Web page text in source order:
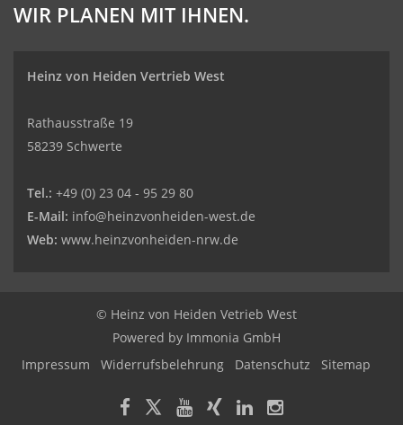
WIR PLANEN MIT IHNEN.
Heinz von Heiden Vertrieb West
Rathausstraße 19
58239 Schwerte
Tel.: +49 (0) 23 04 - 95 29 80
E-Mail: info@heinzvonheiden-west.de
Web: www.heinzvonheiden-nrw.de
© Heinz von Heiden Vetrieb West
Powered by Immonia GmbH
Impressum
Widerrufsbelehrung Datenschutz Sitemap